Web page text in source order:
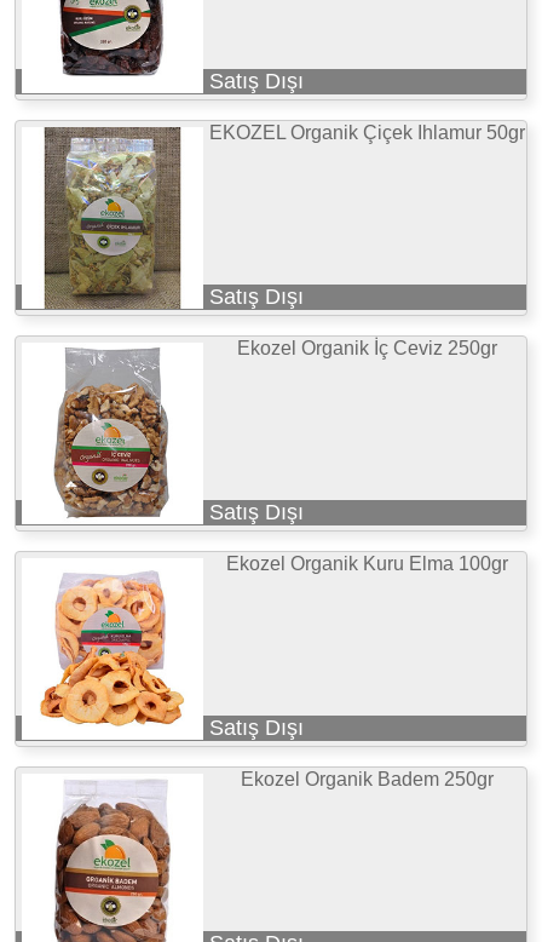
Satış Dışı
EKOZEL Organik Çiçek Ihlamur 50gr
Satış Dışı
Ekozel Organik İç Ceviz 250gr
Satış Dışı
Ekozel Organik Kuru Elma 100gr
Satış Dışı
Ekozel Organik Badem 250gr